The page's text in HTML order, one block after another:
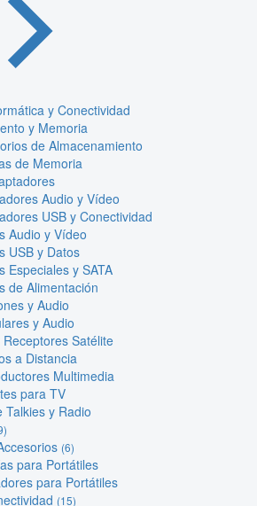
y Conectividad
y Memoria
de Almacenamiento
de Memoria
Audio y Vídeo
USB y Conectividad
Audio y Vídeo
USB y Datos
Especiales y SATA
de Alimentación
y Audio
y Audio
Receptores Satélite
a Distancia
Multimedia
para TV
Talkies y Radio
(6)
para Portátiles
para Portátiles
(15)